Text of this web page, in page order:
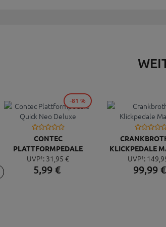
CONTEC
PLATTFORMPEDALE
QUICK NEO DELUXE
UVP¹: 31, 95 €
5,99 €
-81 %
KLICKPEDALE
UVP¹: 149,
99,99€